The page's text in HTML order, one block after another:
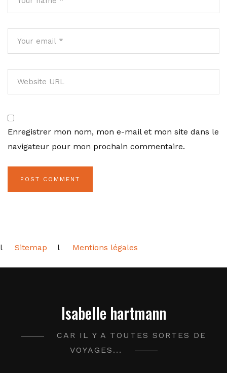
Enregistrer mon nom, mon e-mail et mon site dans le
navigateur pour mon prochain commentaire.
l Sitemap l Mentions légales
Isabelle hartmann
CAR IL Y A TOUTES SORTES DE
VOYAGES...